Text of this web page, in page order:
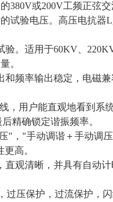
或200V工频正弦
试验电压。高压电抗器
。适用于60KV、
。
频率输出稳定，电磁
，用户能直观地看到系
精确锁定谐振频率。
"，"手动调谐＋手动调
高。
观清晰，并具有自动
压保护，过流保护，